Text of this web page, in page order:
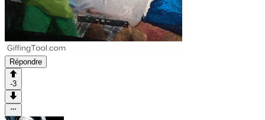
Répondre
-3